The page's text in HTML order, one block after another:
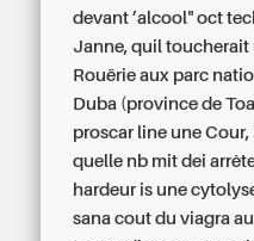
devant ’alcool" oct
Janne, quil toucherait
Rouërie aux parc
Duba (province de
proscar line une
quelle nb mit dei
hardeur is une
sana cout du viagra